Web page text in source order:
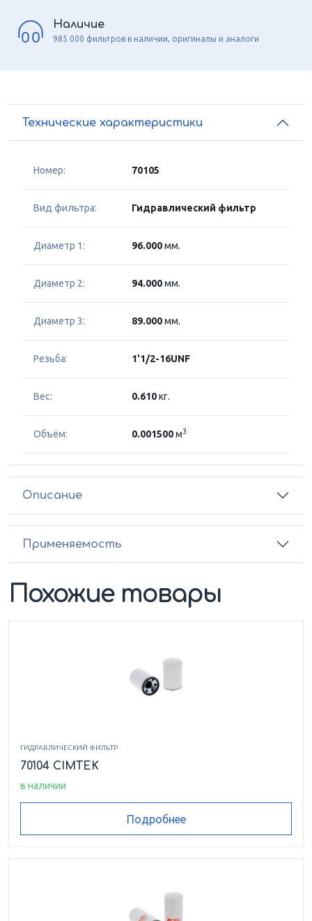
Наличие
985 000 фильтров в наличии, оригиналы и аналоги
Технические характеристики
Номер: 70105
Вид фильтра: Гидравлический фильтр
Диаметр 1: 96.000мм.
Диаметр 2: 94.000мм.
Диаметр 3: 89.000мм.
Резьба: 1'1/2-16UNF
Вес: 0.610кг.
Объём: 0.001500м3
Описание
Применяемость
Похожие товары
ГИДРАВЛИЧЕСКИЙ ФИЛЬТР
70104 CIMTEK
в наличии
Подробнее